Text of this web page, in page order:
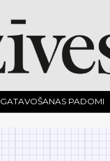
GATAVOŠANAS PADOMI